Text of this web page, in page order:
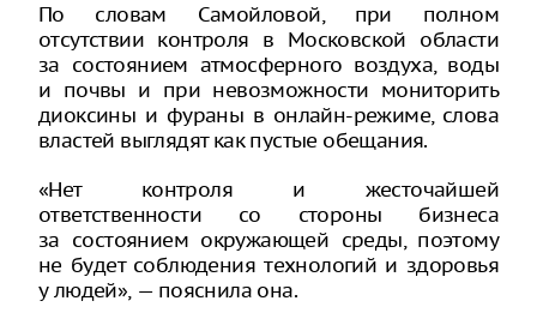
По словам Самойловой, при полном
отсутствии контроля в Московской области
за состоянием атмосферного воздуха, воды
и почвы и при невозможности мониторить
диоксины и фураны в онлайн-режиме, слова
властей выглядят как пустые обещания.
«Нет контроля и жесточайшей
ответственности со стороны бизнеса
за состоянием окружающей среды, поэтому
не будет соблюдения технологий и здоровья
у людей», — пояснила она.